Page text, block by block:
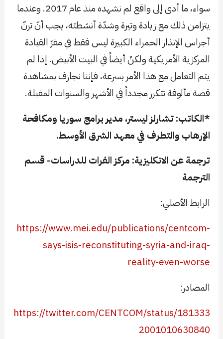
سواء، ما أدى إلى واقع لم نشهده منذ عام 2017. وعندما
يتزامن ذلك مع زيادة وتيرة وشدّة أنشطته، يجب أنّ ترنّ
أجراس الإنذار الحمراء الكبيرة ليس فقط في مقرّ القيادة
المركزية الأمريكية ولكنْ أيضاً في البيت الأبيض. إذا لم
يتم التعامل مع هذا الأمر بسرعة، فإننا نجازف بمشاهدة
قصة مألوفة تتكرر مجدداً في الأشهر والسنوات المقبلة.
*الكاتب: تشارلز ليستر، مدير برامج سوريا ومكافحة
الإرهاب والتطرف في معهد الشرق الأوسط.
ترجمة عن الانكليزية: مركز الفرات للدراسات- قسم
الترجمة
الرابط الأصلي:
https://www.mei.edu/publications/centcom-
says-isis-reconstituting-syria-and-iraq-
reality-even-worse
المصادر:
https://twitter.com/CENTCOM/status/181333
2001010630840